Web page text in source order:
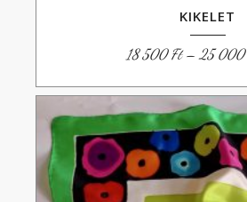
KIKELET
18 500Ft – 25 000